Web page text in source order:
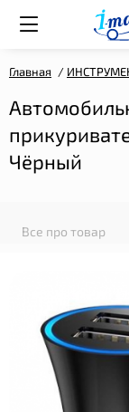
Главная
Чёрный
Все про товар